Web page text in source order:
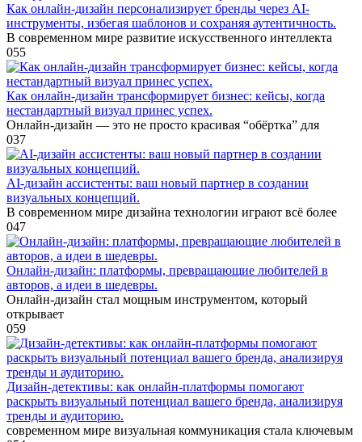
Как онлайн-дизайн персонализирует бренды через AI-
инструменты, избегая шаблонов и сохраняя аутентичность.
В современном мире развитие искусственного интеллекта
055
Как онлайн-дизайн трансформирует бизнес: кейсы, когда
нестандартный визуал принес успех.
Онлайн-дизайн — это не просто красивая “обёртка” для
037
AI-дизайн ассистенты: ваш новый партнер в создании
визуальных концепций.
В современном мире дизайна технологии играют всё более
047
Онлайн-дизайн: платформы, превращающие любителей в
авторов, а идеи в шедевры.
Онлайн-дизайн стал мощным инструментом, который
открывает
059
Дизайн-детективы: как онлайн-платформы помогают
раскрыть визуальный потенциал вашего бренда, анализируя
тренды и аудиторию.
современном мире визуальная коммуникация стала ключевым